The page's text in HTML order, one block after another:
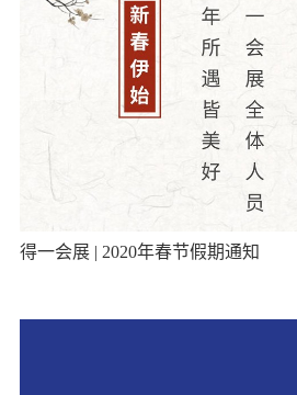
得一会展 | 2020年春节假期通知